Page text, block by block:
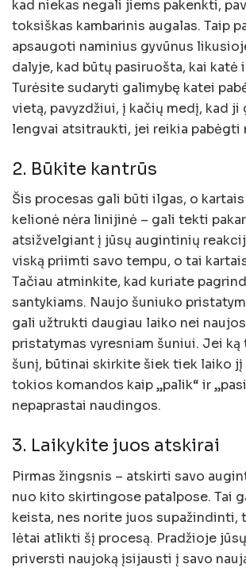
kad niekas negali jiems pakenkti,
toksiškas kambarinis augalas. Taip
apsaugoti naminius gyvūnus
dalyje, kad būtų pasiruošta, kai katė
Turėsite sudaryti galimybę katei
vietą, pavyzdžiui, į kačių medį, kad
lengvai atsitraukti, jei reikia pabėgti
2. Būkite kantrūs
Šis procesas gali būti ilgas, o
kelionė nėra linijinė – gali tekti
atsižvelgiant į jūsų augintinių
viską priimti savo tempu, o tai
Tačiau atminkite, kad kuriate
santykiams. Naujo šuniuko
gali užtrukti daugiau laiko nei
pristatymas vyresniam šuniui. Jei
šunį, būtinai skirkite šiek tiek laiko jį
tokios komandos kaip „palik“ ir
nepaprastai naudingos.
3. Laikykite juos atskirai
Pirmas žingsnis – atskirti savo
nuo kito skirtingose ​​patalpose. Tai
keista, nes norite juos supažindinti,
lėtai atlikti šį procesą. Pradžioje
priversti naujoką įsijausti į savo